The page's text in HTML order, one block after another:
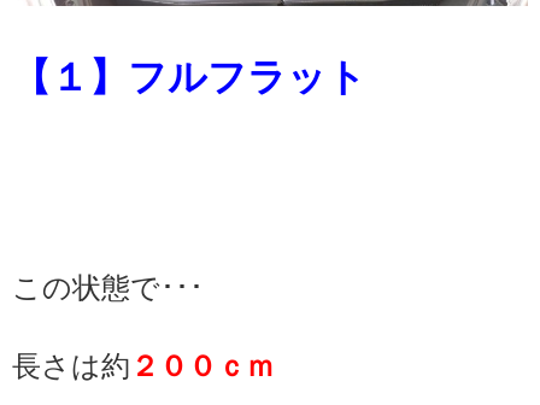
【１】フルフラット
この状態で･･･
長さは約 ２００ｃｍ